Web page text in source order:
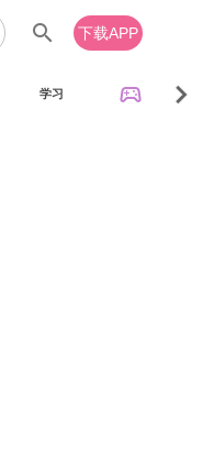
search 下载APP
学习 sports_esports chevron_right